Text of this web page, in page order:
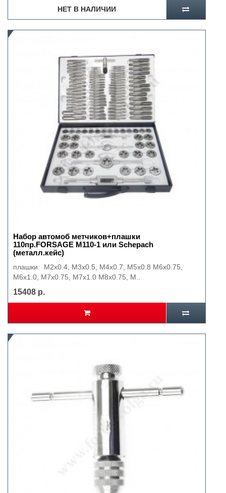
НЕТ В НАЛИЧИИ
Набор автомоб метчиков+плашки
110пр.FORSAGE М110-1 или Schepach
(металл.кейс)
плашки: М2х0.4, М3х0.5, М4х0.7, М5х0.8 М6х0.75,
М6х1.0, М7х0.75, М7х1.0 М8х0.75, М..
15408 р.